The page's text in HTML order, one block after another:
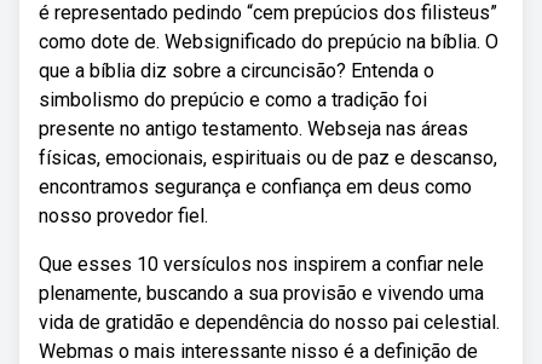
é representado pedindo “cem prepúcios dos filisteus”
como dote de. Websignificado do prepúcio na bíblia. O
que a bíblia diz sobre a circuncisão? Entenda o
simbolismo do prepúcio e como a tradição foi
presente no antigo testamento. Webseja nas áreas
físicas, emocionais, espirituais ou de paz e descanso,
encontramos segurança e confiança em deus como
nosso provedor fiel.
Que esses 10 versículos nos inspirem a confiar nele
plenamente, buscando a sua provisão e vivendo uma
vida de gratidão e dependência do nosso pai celestial.
Webmas o mais interessante nisso é a definição de